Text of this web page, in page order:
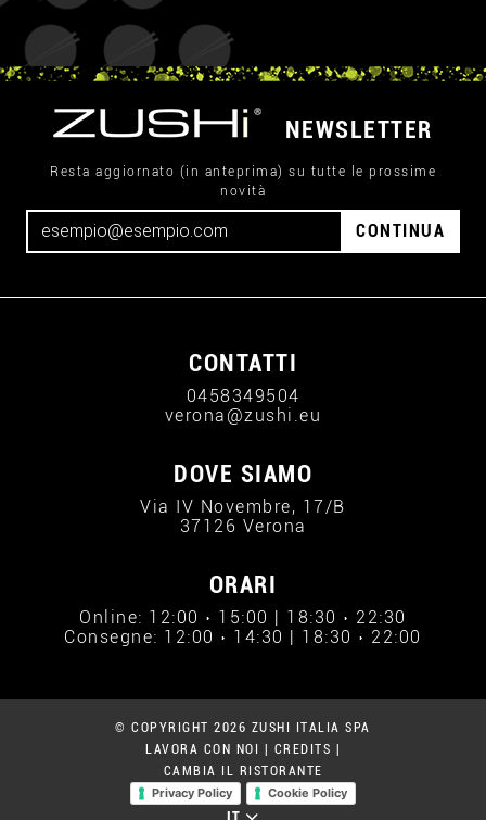
NEWSLETTER
Resta aggiornato (in anteprima) su tutte le prossime
novità
CONTINUA
CONTATTI
0458349504
verona@zushi.eu
DOVE SIAMO
Via IV Novembre, 17/B
37126 Verona
ORARI
Online: 12:00 › 15:00 | 18:30 › 22:30
Consegne: 12:00 › 14:30 | 18:30 › 22:00
© COPYRIGHT 2026 ZUSHI ITALIA SPA
LAVORA CON NOI
CREDITS
CAMBIA IL RISTORANTE
Privacy Policy
Cookie Policy